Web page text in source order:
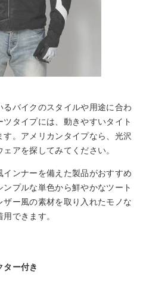
バイクのスタイルや用途に合わ
タイプには、動きやすいタイト
。アメリカンタイプなら、光沢
アを探してみてください。
ンナーを備えた製品がおすすめ
プルな単色から鮮やかなツート
ー風の素材を取り入れたモノな
できます。
ター付き